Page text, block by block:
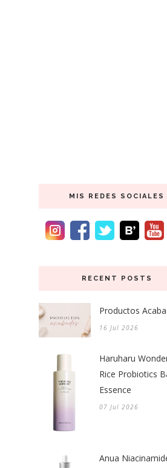
MIS REDES SOCIALES
RECENT POSTS
Productos
16 Jul 2026
Haruharu
Rice Probiotics
Essence
07 Jul 2026
Anua